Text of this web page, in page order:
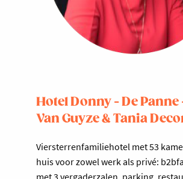
Hotel Donny - De Panne
Van Guyze & Tania
Viersterrenfamiliehotel met 53
huis voor zowel werk als privé:
met 3 vergaderzalen, parking,